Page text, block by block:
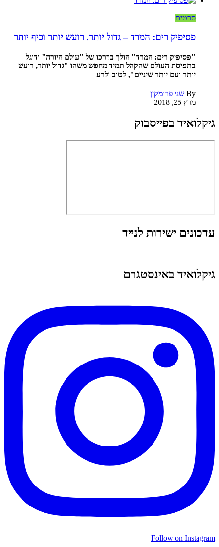
סרטים
פסיפיק רים: המרד – גדול יותר, רועש יותר וכיף יותר
"פסיפיק רים: המרד" הולך בדרכו של "עולם היורה" ודוגל
בתפיסת העולם שהקהל תמיד מחפש משהו "גדול יותר, רועש
יותר ועם יותר שיניים", לטוב ולרע
By שני פרומקין
מרץ 25, 2018
גיקלואיד בפייסבוק
עדכונים ישירות לנייד
גיקלואיד באינסטגרם
Follow on Instagram